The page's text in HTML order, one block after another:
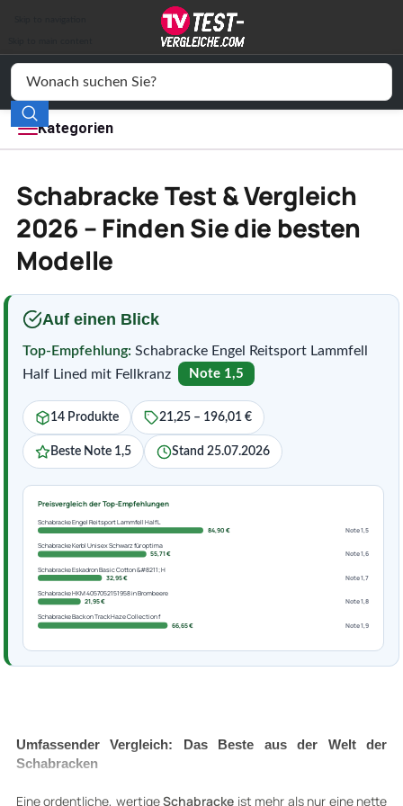
Kategorien
Elektronik
Freizeit
Wohnen
Service
Schabracke Test & Vergleich
2026 – Finden Sie die besten
Modelle
Auf einen Blick
Top-Empfehlung: Schabracke Engel Reitsport Lammfell
Half Lined mit Fellkranz
Note 1,5
14 Produkte 21,25 – 196,01 €
Beste Note 1,5 Stand 25.07.2026
Preisvergleich der Top-Empfehlungen
Schabracke Engel Reitsport Lammfell Half L
84,90 €
Note 1,5
Schabracke Kerbl Unisex Schwarz für optima
55,71 €
Note 1,6
Schabracke Eskadron Basic Cotton &#8211; H
32,95 €
Note 1,7
Schabracke HKM 4057052151958 in Brombeere
21,95 €
Note 1,8
Schabracke Back on Track Haze Collection f
66,65 €
Note 1,9
Umfassender Vergleich: Das Beste aus der Welt der
Schabracken
Eine ordentliche, wertigeSchabracke ist mehr als nur eine nette